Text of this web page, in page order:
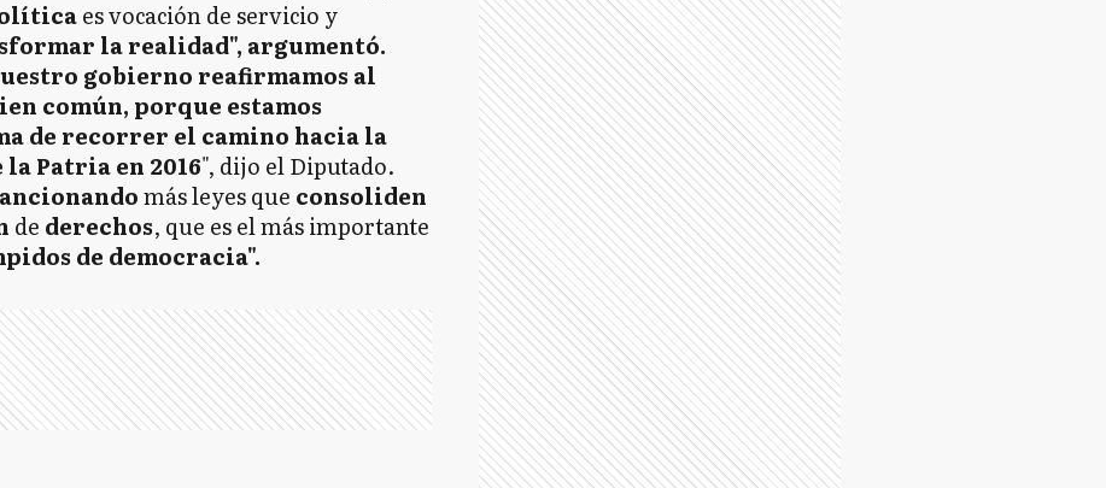
es vocación de servicio y
la realidad", argumentó.
gobierno reafirmamos al
común, porque estamos
de recorrer el camino hacia la
Patria en 2016", dijo el Diputado.
más leyes que consoliden
de derechos, que es el más importante
de democracia".